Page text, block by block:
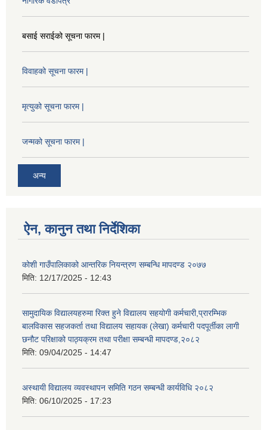
बसाई सराईको सूचना फारम |
विवाहको सूचना फारम |
मृत्युको सूचना फारम |
जन्मको सूचना फारम |
अन्य
ऐन, कानुन तथा निर्देशिका
कोशी गाउँपालिकाको आन्तरिक नियन्त्रण सम्बन्धि मापदण्ड २०७७
मिति: 12/17/2025 - 12:43
सामुदायिक विद्यालयहरुमा रिक्त हुने विद्यालय सहयोगी कर्मचारी,प्रारम्भिक
बालविकास सहजकर्ता तथा विद्यालय सहायक (लेखा) कर्मचारी पदपूर्तीका लागी
छनौट परिक्षाको पाठ्यक्रम तथा परीक्षा सम्बन्धी मापदण्ड,२०८२
मिति: 09/04/2025 - 14:47
अस्थायी विद्यालय व्यवस्थापन समिति गठन सम्बन्धी कार्यविधि २०८२
मिति: 06/10/2025 - 17:23